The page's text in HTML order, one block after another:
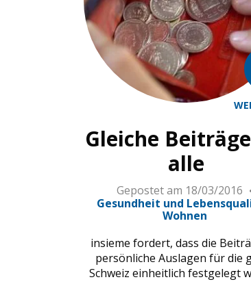
Gleiche
alle
Gepostet am 18/03/2016
Gesundheit und
Wohnen
insieme fordert, dass die
persönliche Auslagen für die
Schweiz einheitlich festgelegt